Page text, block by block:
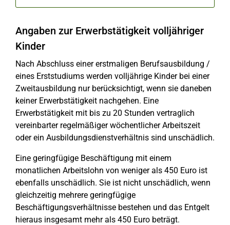
Angaben zur Erwerbstätigkeit volljähriger
Kinder
Nach Abschluss einer erstmaligen Berufsausbildung /
eines Erststudiums werden volljährige Kinder bei einer
Zweitausbildung nur berücksichtigt, wenn sie daneben
keiner Erwerbstätigkeit nachgehen. Eine
Erwerbstätigkeit mit bis zu 20 Stunden vertraglich
vereinbarter regelmäßiger wöchentlicher Arbeitszeit
oder ein Ausbildungsdienstverhältnis sind unschädlich.
Eine geringfügige Beschäftigung mit einem
monatlichen Arbeitslohn von weniger als 450 Euro ist
ebenfalls unschädlich. Sie ist nicht unschädlich, wenn
gleichzeitig mehrere geringfügige
Beschäftigungsverhältnisse bestehen und das Entgelt
hieraus insgesamt mehr als 450 Euro beträgt.